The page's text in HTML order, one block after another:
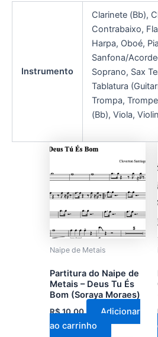
Instrumento
Clarinete (Bb),
Contrabaixo,
Harpa, Oboé,
Sanfona/
Soprano, Sax
Tablatura
Trompa,
(Bb), Viola,
Naipe de Metais
Partitura do Naipe de
Metais – Deus Tu És
Bom (Soraya Moraes)
R$10,00
Adicionar
ao carrinho